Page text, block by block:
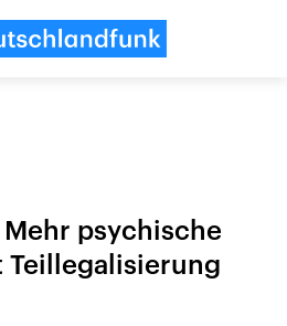
Mehr psychische
Teillegalisierung